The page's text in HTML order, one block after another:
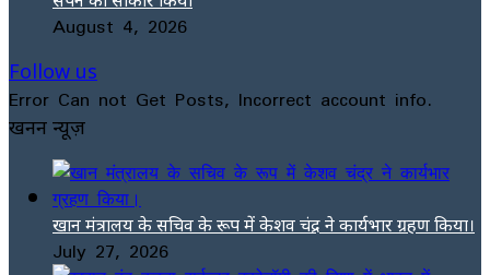
August 4, 2026
Follow us
Error Can not Get Posts, Incorrect account info.
खनन न्यूज़
खान मंत्रालय के सचिव के रूप में केशव चंद्र ने कार्यभार ग्रहण किया।
July 27, 2026